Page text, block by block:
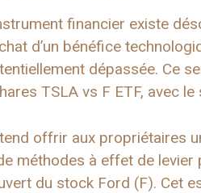
financier existe
d’un bénéfice
dépassée. Ce
TSLA vs F ETF, avec
offrir aux propriétaires
méthodes à effet de
du stock Ford (F). Cet